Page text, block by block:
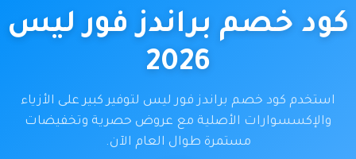
كود خصم براندز فور ليس
2026
استخدم كود خصم براندز فور ليس لتوفير كبير على الأزياء
والإكسسوارات الأصلية مع عروض حصرية وتخفيضات
مستمرة طوال العام الآن.